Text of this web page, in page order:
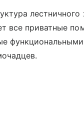
лестничного
все приватные